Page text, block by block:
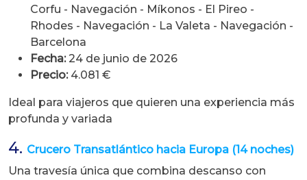
Corfu - Navegación - Míkonos - El Pireo -
Rhodes - Navegación - La Valeta - Navegación -
Barcelona
Fecha:24 de junio de 2026
Precio:4.081 €
Ideal para viajeros que quieren una experiencia más
profunda y variada
4. Crucero Transatlántico hacia Europa (14 noches)
Una travesía única que combina descanso con